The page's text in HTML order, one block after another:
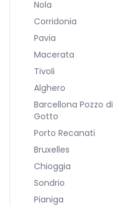
Nola
Corridonia
Pavia
Macerata
Tivoli
Alghero
Barcellona Pozzo di
Gotto
Porto Recanati
Bruxelles
Chioggia
Sondrio
Pianiga